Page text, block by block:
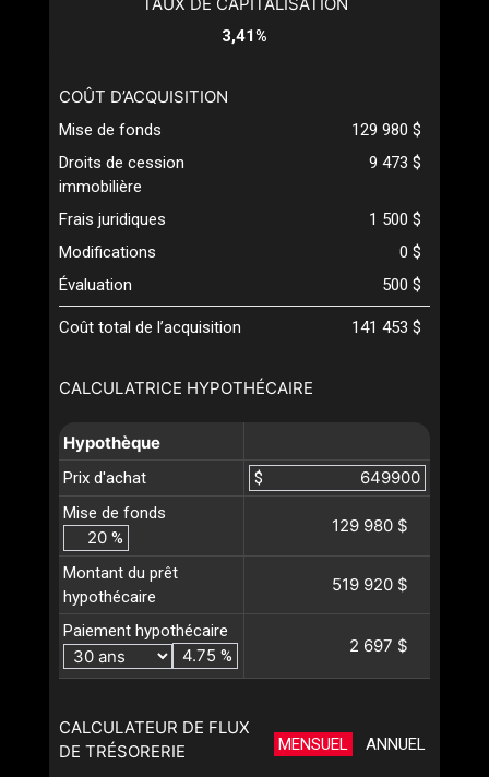
CALCULATRICE HYPOTHÉCAIRE
Hypothèque
Prix d'achat
$
Mise de fonds
%
129 980 $
Montant du prêt
hypothécaire
519 920 $
Paiement hypothécaire
%
2 697 $
CALCULATEUR DE FLUX
DE TRÉSORERIE
MENSUEL ANNUEL
TAUX DE CAPITALISATION
3,41%
COÛT D’ACQUISITION
Mise de fonds
129 980 $
Droits de cession
immobilière
9 473 $
Frais juridiques
1 500 $
Modifications
0 $
Évaluation
500 $
Coût total de l’acquisition 141 453 $